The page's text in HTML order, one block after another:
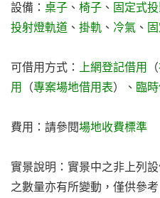
設備： 桌子 、 椅子 、 固定式
投射燈軌道 、 掛軌 、 冷氣 、
可借用方式： 上網登記借用 （
用
（專案場地借用表）、 臨
費用：請參閱場地收費標準
實景說明：實景中之非上列
之數量亦有所變動，僅供參考